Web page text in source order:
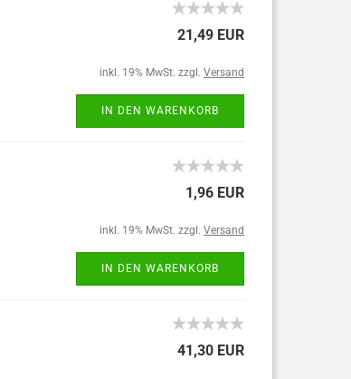
21,49 EUR
inkl. 19% MwSt. zzgl. Versand
IN DEN WARENKORB
1,96 EUR
inkl. 19% MwSt. zzgl. Versand
IN DEN WARENKORB
41,30 EUR